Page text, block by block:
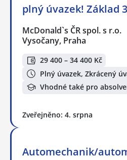
plný úvazek! Základ
McDonald`s ČR spol. s r.o.
Vysočany, Praha
29 400 – 34 400 Kč
Plný úvazek, Zkrácený
Vhodné také pro
Zveřejněno: 4. srpna
Automechanik/